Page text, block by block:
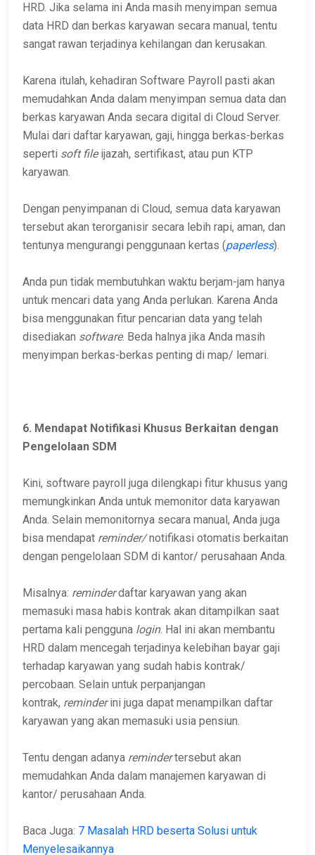
HRD. Jika selama ini Anda masih menyimpan semua
data HRD dan berkas karyawan secara manual, tentu
sangat rawan terjadinya kehilangan dan kerusakan.
Karena itulah, kehadiran Software Payroll pasti akan
memudahkan Anda dalam menyimpan semua data dan
berkas karyawan Anda secara digital di Cloud Server.
Mulai dari daftar karyawan, gaji, hingga berkas-berkas
seperti soft fileijazah, sertifikast, atau pun KTP
karyawan.
Dengan penyimpanan di Cloud, semua data karyawan
tersebut akan terorganisir secara lebih rapi, aman, dan
tentunya mengurangi penggunaan kertas (paperless).
Anda pun tidak membutuhkan waktu berjam-jam hanya
untuk mencari data yang Anda perlukan. Karena Anda
bisa menggunakan fitur pencarian data yang telah
disediakan software. Beda halnya jika Anda masih
menyimpan berkas-berkas penting di map/ lemari.
6. Mendapat Notifikasi Khusus Berkaitan dengan
Pengelolaan SDM
Kini, software payroll juga dilengkapi fitur khusus yang
memungkinkan Anda untuk memonitor data karyawan
Anda. Selain memonitornya secara manual, Anda juga
bisa mendapat reminder/notifikasi otomatis berkaitan
dengan pengelolaan SDM di kantor/ perusahaan Anda.
Misalnya: reminderdaftar karyawan yang akan
memasuki masa habis kontrak akan ditampilkan saat
pertama kali pengguna login. Hal ini akan membantu
HRD dalam mencegah terjadinya kelebihan bayar gaji
terhadap karyawan yang sudah habis kontrak/
percobaan. Selain untuk perpanjangan
kontrak, reminderini juga dapat menampilkan daftar
karyawan yang akan memasuki usia pensiun.
Tentu dengan adanya remindertersebut akan
memudahkan Anda dalam manajemen karyawan di
kantor/ perusahaan Anda.
Baca Juga: 7 Masalah HRD beserta Solusi untuk
Menyelesaikannya